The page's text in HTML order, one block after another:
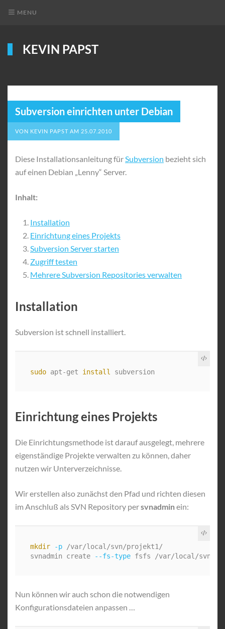
MENU
KEVIN PAPST
Subversion einrichten unter Debian
VON KEVIN PAPST AM 25.07.2010
Diese Installationsanleitung fürSubversion bezieht sich
auf einen Debian „Lenny“ Server.
Inhalt:
Installation
Einrichtung eines Projekts
Subversion Server starten
Zugriff testen
Mehrere Subversion Repositories verwalten
Installation
Subversion ist schnell installiert.
sudo apt-get install
Einrichtung eines Projekts
Die Einrichtungsmethode ist darauf ausgelegt, mehrere
eigenständige Projekte verwalten zu können, daher
nutzen wir Unterverzeichnisse.
Wir erstellen also zunächst den Pfad und richten diesen
im Anschluß als SVN Repository persvnadminein:
mkdir -p /var/local/svn/projekt1/
svnadmin create
--fs-type
Nun können wir auch schon die notwendigen
Konfigurationsdateien anpassen …